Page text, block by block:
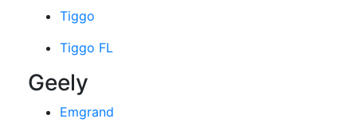
Tiggo
Tiggo FL
Geely
Emgrand